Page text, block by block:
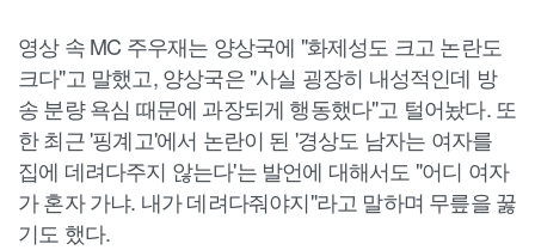
영상 속 MC 주우재는 양상국에 "화제성도 크고 논란도
크다"고 말했고, 양상국은 "사실 굉장히 내성적인데 방
송 분량 욕심 때문에 과장되게 행동했다"고 털어놨다. 또
한 최근 '핑계고'에서 논란이 된 '경상도 남자는 여자를
집에 데려다주지 않는다'는 발언에 대해서도 "어디 여자
가 혼자 가냐. 내가 데려다줘야지"라고 말하며 무릎을 꿇
기도 했다.